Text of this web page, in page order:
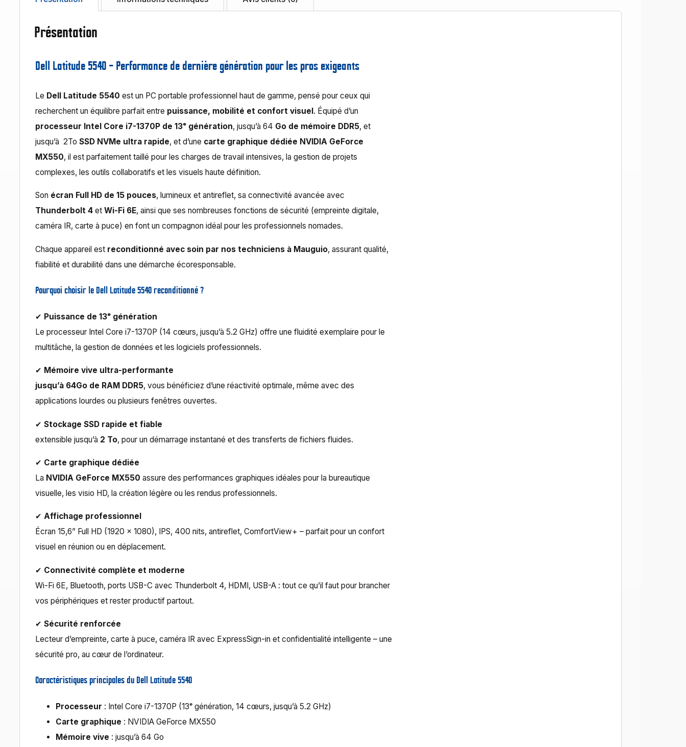
Présentation
Dell Latitude 5540 – Performance de dernière génération pour les pros exigeants
Le Dell Latitude 5540 est un PC portable professionnel haut de gamme, pensé pour ceux qui
recherchent un équilibre parfait entre puissance, mobilité et confort visuel. Équipé d’un
processeur Intel Core i7-1370P de 13ᵉ génération, jusqu’à 64 Go de mémoire DDR5, et
jusqu’à 2ToSSD NVMe ultra rapide, et d’une carte graphique dédiée NVIDIA GeForce
MX550, il est parfaitement taillé pour les charges de travail intensives, la gestion de projets
complexes, les outils collaboratifs et les visuels haute définition.
Son écran Full HD de 15 pouces, lumineux et antireflet, sa connectivité avancée avec
Thunderbolt 4 etWi-Fi 6E, ainsi que ses nombreuses fonctions de sécurité (empreinte digitale,
caméra IR, carte à puce) en font un compagnon idéal pour les professionnels nomades.
Chaque appareil est reconditionné avec soin par nos techniciens à Mauguio, assurant qualité,
fiabilité et durabilité dans une démarche écoresponsable.
Pourquoi choisir le Dell Latitude 5540 reconditionné ?
✔ Puissance de 13ᵉ génération
Le processeur Intel Core i7-1370P (14 cœurs, jusqu’à 5.2 GHz) offre une fluidité exemplaire pour le
multitâche, la gestion de données et les logiciels professionnels.
✔ Mémoire vive ultra-performante
jusqu’à 64Go de RAM DDR5, vous bénéficiez d’une réactivité optimale, même avec des
applications lourdes ou plusieurs fenêtres ouvertes.
✔Stockage SSD rapide et fiable
extensible jusqu’à 2 To, pour un démarrage instantané et des transferts de fichiers fluides.
✔ Carte graphique dédiée
La NVIDIA GeForce MX550 assure des performances graphiques idéales pour la bureautique
visuelle, les visio HD, la création légère ou les rendus professionnels.
✔Affichage professionnel
Écran 15,6” Full HD (1920 x 1080), IPS, 400 nits, antireflet, ComfortView+ – parfait pour un confort
visuel en réunion ou en déplacement.
✔ Connectivité complète et moderne
Wi-Fi 6E, Bluetooth, ports USB-C avec Thunderbolt 4, HDMI, USB-A : tout ce qu’il faut pour brancher
vos périphériques et rester productif partout.
✔Sécurité renforcée
Lecteur d’empreinte, carte à puce, caméra IR avec ExpressSign-in et confidentialité intelligente – une
sécurité pro, au cœur de l’ordinateur.
Caractéristiques principales du Dell Latitude 5540
Processeur : Intel Core i7-1370P (13ᵉ génération, 14 cœurs, jusqu’à 5.2 GHz)
Carte graphique : NVIDIA GeForce MX550
Mémoire vive : jusqu’à 64 Go